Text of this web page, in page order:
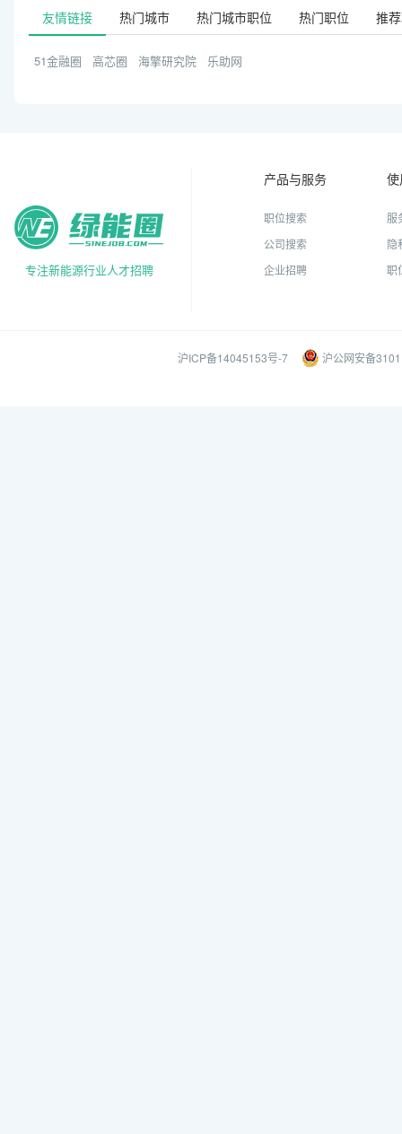
友情链接 热门城市 热门城市职位 热门职位 推
51金融圈 高芯圈 海擎研究院 乐助网
专注新能源行业人才招聘
产品与服务
职位搜索
公司搜索
企业招聘
服
隐
职
沪ICP备14045153号-7 沪公网安备